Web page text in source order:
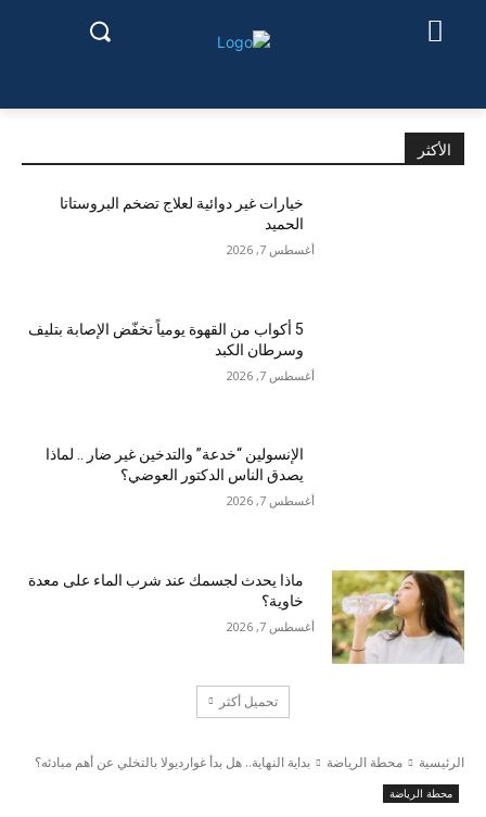
الأكثر
خيارات غير دوائية لعلاج تضخم البروستاتا
الحميد
أغسطس 7, 2026
5 أكواب من القهوة يومياً تخفّض الإصابة بتليف
وسرطان الكبد
أغسطس 7, 2026
الإنسولين “خدعة” والتدخين غير ضار .. لماذا
يصدق الناس الدكتور العوضي؟
أغسطس 7, 2026
ماذا يحدث لجسمك عند شرب الماء على معدة
خاوية؟
أغسطس 7, 2026
تحميل أكثر
الرئيسية محطة الرياضة بداية النهاية.. هل بدأ غوارديولا بالتخلي عن أهم مبادئه؟
محطة الرياضة